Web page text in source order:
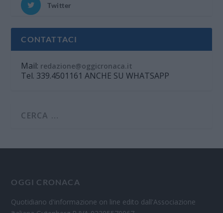
Twitter
CONTATTACI
Mail: redazione@oggicronaca.it
Tel. 339.4501161 ANCHE SU WHATSAPP
OGGI CRONACA
Quotidiano d'informazione on line edito dall'Associazione